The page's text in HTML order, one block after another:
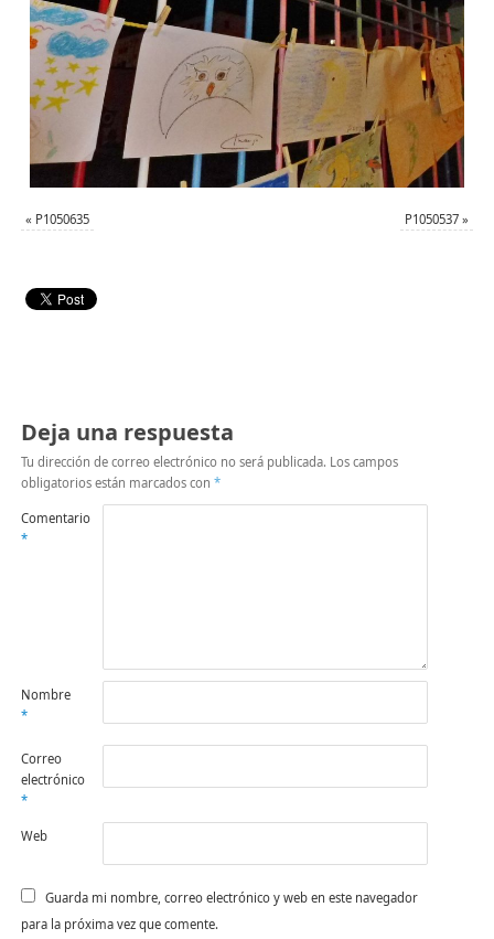
« P1050635 P1050537 »
Deja una respuesta
Tu dirección de correo electrónico no será publicada. Los campos
obligatorios están marcados con *
Comentario
*
Nombre
*
Correo
electrónico
*
Web
Guarda mi nombre, correo electrónico y web en este navegador
para la próxima vez que comente.